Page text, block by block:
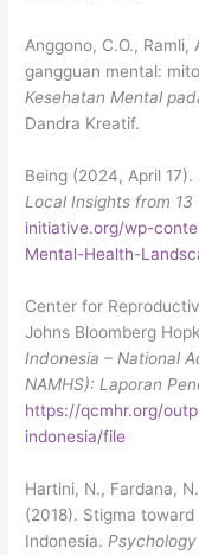
Anggono, C.O.,
gangguan mental:
Kesehatan Mental
Dandra Kreatif.
Being (2024, April 17).
Local Insights from 13
initiative.org/wp-
Mental-Health-
Center for
Johns Bloomberg
Indonesia – National
NAMHS): Laporan
https://qcmhr.org/
indonesia/file
Hartini, N., Fardana,
(2018). Stigma
Indonesia.